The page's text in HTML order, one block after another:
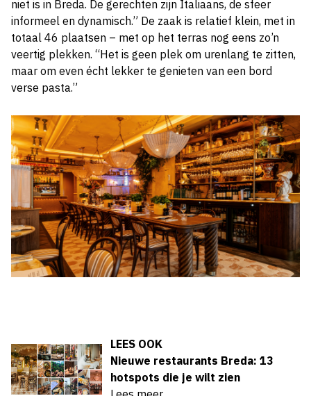
niet is in Breda. De gerechten zijn Italiaans, de sfeer
informeel en dynamisch.” De zaak is relatief klein, met in
totaal 46 plaatsen – met op het terras nog eens zo’n
veertig plekken. “Het is geen plek om urenlang te zitten,
maar om even écht lekker te genieten van een bord
verse pasta.”
LEES OOK
Nieuwe restaurants Breda: 13
hotspots die je wilt zien